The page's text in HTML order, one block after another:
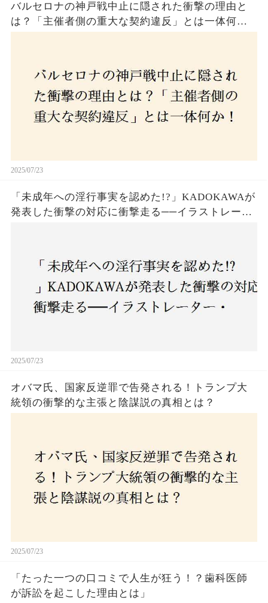
バルセロナの神戸戦中止に隠された衝撃の理由と
は？「主催者側の重大な契約違反」とは一体何
2025/07/23
「未成年への淫行事実を認めた!?」KADOKAWAが
発表した衝撃の対応に衝撃走る──イラストレータ
2025/07/23
オバマ氏、国家反逆罪で告発される！トランプ大
統領の衝撃的な主張と陰謀説の真相とは？
2025/07/23
「たった一つの口コミで人生が狂う！？歯科医師
が訴訟を起こした理由とは」